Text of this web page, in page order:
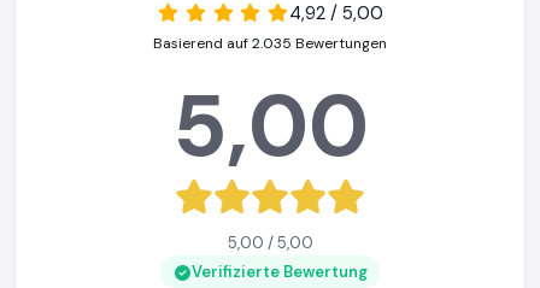
4,92 / 5,00
Basierend auf 2.035 Bewertungen
5,00
5,00 / 5,00
Verifizierte Bewertung